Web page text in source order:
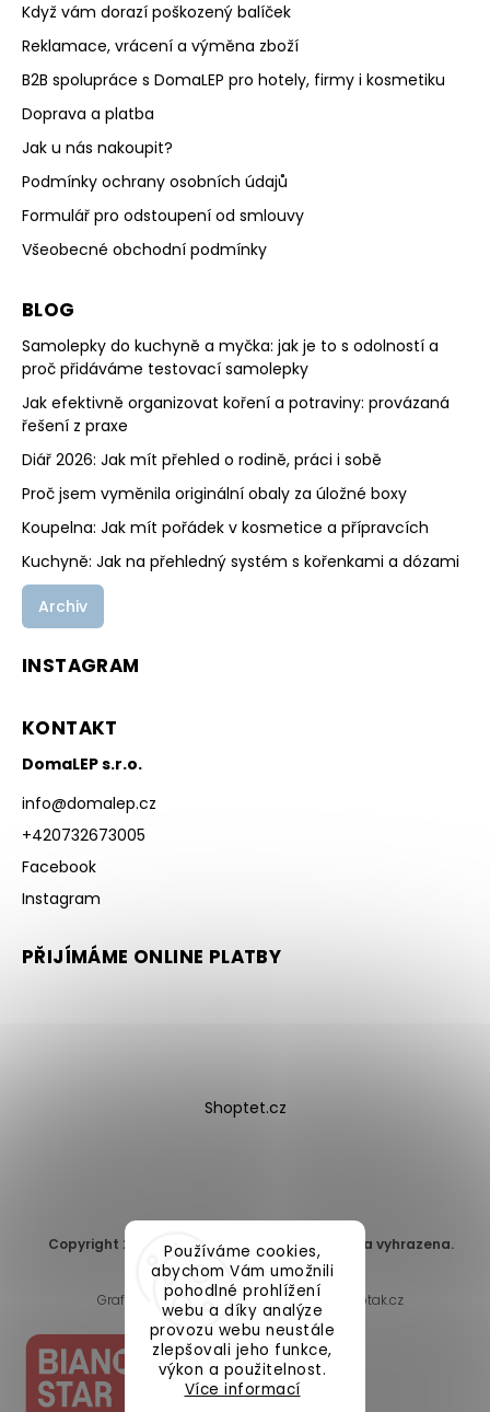
Používáme cookies,
abychom Vám umožnili
pohodlné prohlížení
webu a díky analýze
provozu webu neustále
zlepšovali jeho funkce,
výkon a použitelnost.
Více informací
Když vám dorazí poškozený balíček
Reklamace, vrácení a výměna zboží
B2B spolupráce s DomaLEP pro hotely, firmy i kosmetiku
Doprava a platba
Jak u nás nakoupit?
Podmínky ochrany osobních údajů
Formulář pro odstoupení od smlouvy
Všeobecné obchodní podmínky
BLOG
Samolepky do kuchyně a myčka: jak je to s odolností a
proč přidáváme testovací samolepky
Jak efektivně organizovat koření a potraviny: provázaná
řešení z praxe
Diář 2026: Jak mít přehled o rodině, práci i sobě
Proč jsem vyměnila originální obaly za úložné boxy
Koupelna: Jak mít pořádek v kosmetice a přípravcích
Kuchyně: Jak na přehledný systém s kořenkami a dózami
Archiv
INSTAGRAM
KONTAKT
DomaLEP s.r.o.
info@domalep.cz
+420732673005
Facebook
Instagram
PŘIJÍMÁME ONLINE PLATBY
Shoptet.cz
Copyright 2026 DomaLEP s.r.o. . Všechna práva vyhrazena.
Upravit nastavení cookies
Grafický návrh vytvořil a nakódoval
Shoptak.cz